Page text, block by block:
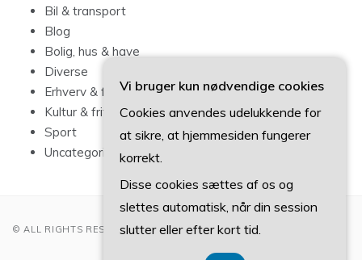
Bil & transport
Blog
Bolig, hus & have
Diverse
Erhverv & forbrug
Kultur & fritid
Sport
Uncategorized
© ALL RIGHTS RESERVED 2022
Vi bruger kun nødvendige cookies
Cookies anvendes udelukkende for
at sikre, at hjemmesiden fungerer
korrekt.
Disse cookies sættes af os og
slettes automatisk, når din session
slutter eller efter kort tid.